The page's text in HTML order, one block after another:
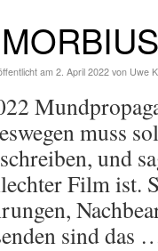
MORBIUS
am 2. April 2022 von Uwe
muss
und
Film ist.
sind das